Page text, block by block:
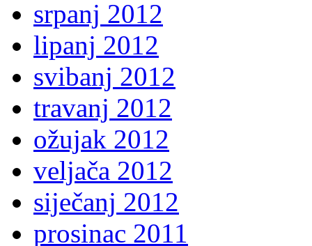
srpanj 2012
lipanj 2012
svibanj 2012
travanj 2012
ožujak 2012
veljača 2012
siječanj 2012
prosinac 2011